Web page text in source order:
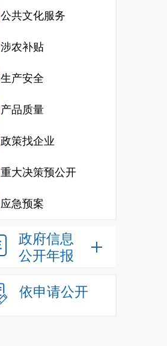
公共文化服务
涉农补贴
生产安全
产品质量
政策找企业
重大决策预公开
应急预案
政府信息
公开年报
依申请公开